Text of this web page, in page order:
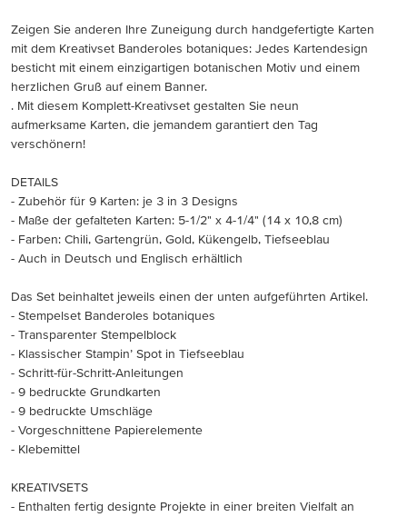
Zeigen Sie anderen Ihre Zuneigung durch handgefertigte Karten
mit dem Kreativset Banderoles botaniques: Jedes Kartendesign
besticht mit einem einzigartigen botanischen Motiv und einem
herzlichen Gruß auf einem Banner.
. Mit diesem Komplett-Kreativset gestalten Sie neun
aufmerksame Karten, die jemandem garantiert den Tag
verschönern!
DETAILS
- Zubehör für 9 Karten: je 3 in 3 Designs
- Maße der gefalteten Karten: 5-1/2" x 4-1/4" (14 x 10,8 cm)
- Farben: Chili, Gartengrün, Gold, Kükengelb, Tiefseeblau
- Auch in Deutsch und Englisch erhältlich
Das Set beinhaltet jeweils einen der unten aufgeführten Artikel.
- Stempelset Banderoles botaniques
- Transparenter Stempelblock
- Klassischer Stampin’ Spot in Tiefseeblau
- Schritt-für-Schritt-Anleitungen
- 9 bedruckte Grundkarten
- 9 bedruckte Umschläge
- Vorgeschnittene Papierelemente
- Klebemittel
KREATIVSETS
- Enthalten fertig designte Projekte in einer breiten Vielfalt an